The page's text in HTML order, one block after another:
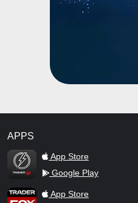
APPS
TraderFox Flash
App Store
Google Play
TraderFox AppApp Store